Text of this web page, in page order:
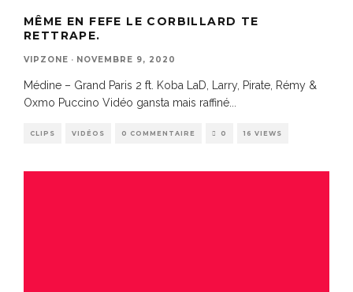
MÊME EN FEFE LE CORBILLARD TE
RETTRAPE.
VIPZONE · NOVEMBRE 9, 2020
Médine – Grand Paris 2 ft. Koba LaD, Larry, Pirate, Rémy &
Oxmo Puccino Vidéo gansta mais raffiné
CLIPS VIDÉOS 0 COMMENTAIRE 0 16 VIEWS